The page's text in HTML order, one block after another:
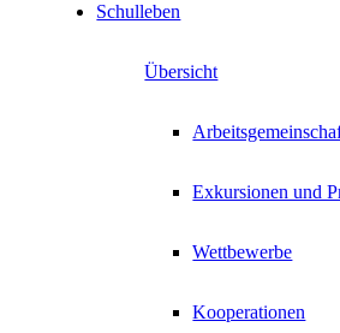
Schulleben
Übersicht
Exkursionen und
Wettbewerbe
Kooperationen